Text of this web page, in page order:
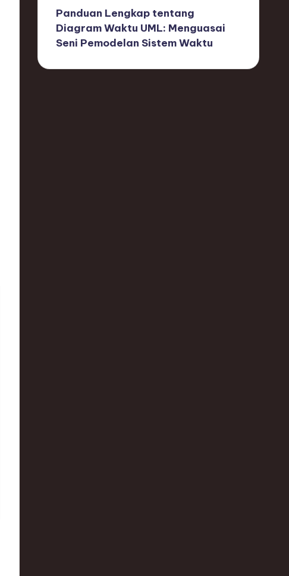
Panduan Lengkap tentang
Diagram Waktu UML: Menguasai
Seni Pemodelan Sistem Waktu